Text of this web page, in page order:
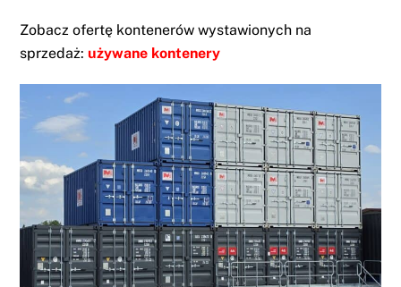
Zobacz ofertę kontenerów wystawionych na
sprzedaż:używane kontenery